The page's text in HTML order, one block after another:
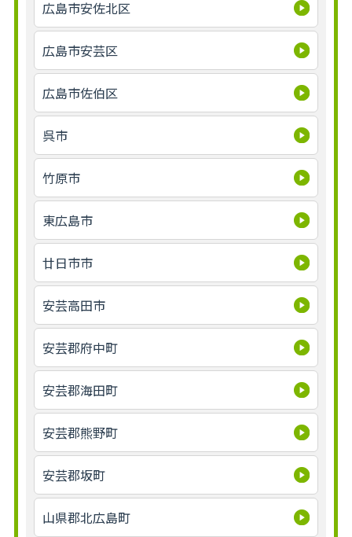
広島市安佐北区
広島市安芸区
広島市佐伯区
呉市
竹原市
東広島市
廿日市市
安芸高田市
安芸郡府中町
安芸郡海田町
安芸郡熊野町
安芸郡坂町
山県郡北広島町